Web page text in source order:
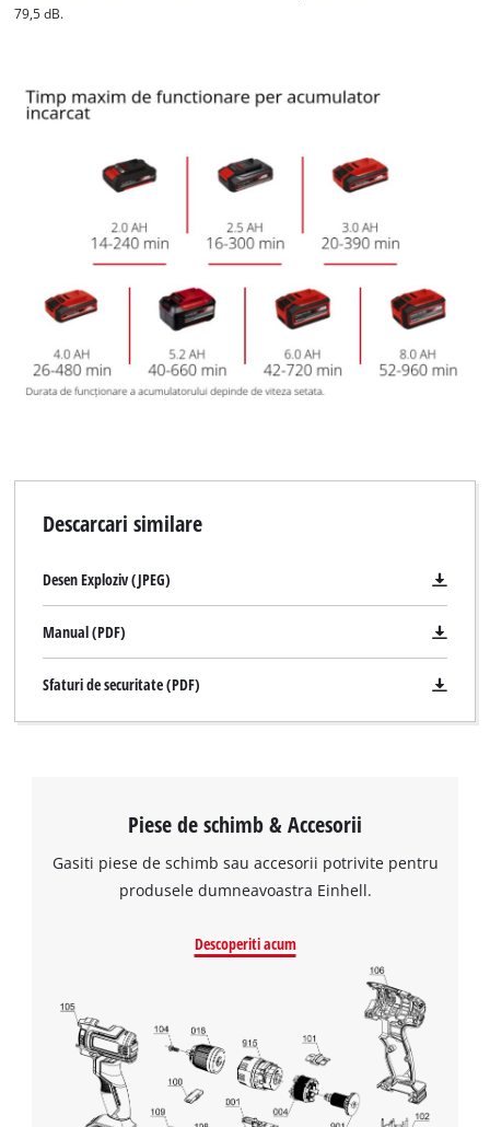
79,5 dB.
Descarcari similare
Desen Exploziv (JPEG)
Manual (PDF)
Sfaturi de securitate (PDF)
Piese de schimb & Accesorii
Gasiti piese de schimb sau accesorii potrivite pentru
produsele dumneavoastra Einhell.
Descoperiti acum